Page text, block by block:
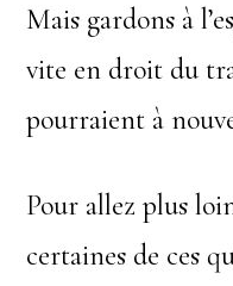
Mais gardons à
vite en droit du
pourraient à
Pour allez plus
certaines de ces